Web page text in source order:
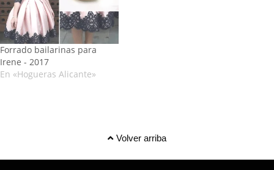
Forrado bailarinas para
Irene - 2017
En «Hogueras Alicante»
Volver arriba